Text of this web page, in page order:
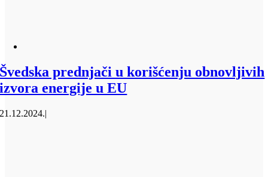
Švedska prednjači u korišćenju obnovljivih
izvora energije u EU
21.12.2024.|